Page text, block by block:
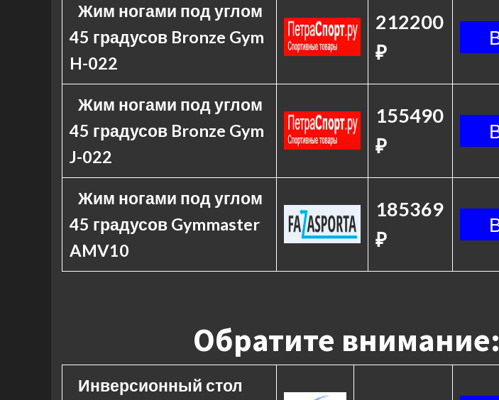
Жим ногами под углом
45 градусов Bronze Gym
H-022
212200
₽
Жим ногами под углом
45 градусов Bronze Gym
J-022
155490
₽
Жим ногами под углом
45 градусов Gymmaster
AMV10
185369
₽
Обратите внимание:
Инверсионный стол